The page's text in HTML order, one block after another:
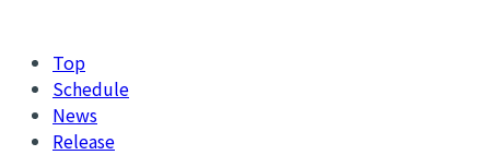
Top
Schedule
News
Release